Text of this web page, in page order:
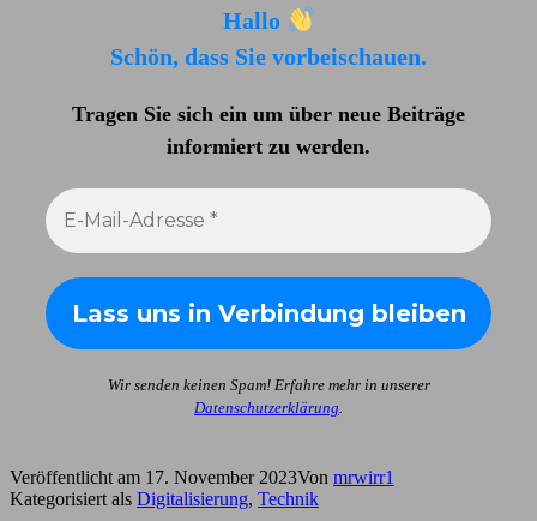
Hallo
Schön, dass Sie vorbeischauen.
Tragen Sie sich ein um über neue Beiträge
informiert zu werden.
Wir senden keinen Spam! Erfahre mehr in unserer
Datenschutzerklärung
Veröffentlicht am 17. November 2023Von mrwirr1
Kategorisiert als Digitalisierung, Technik